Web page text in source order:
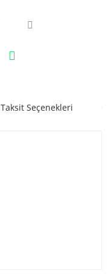
Taksit Seçenekleri